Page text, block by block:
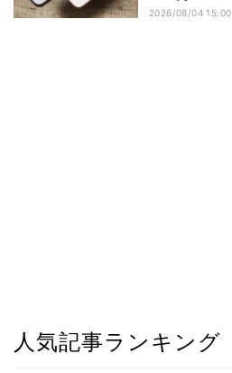
2026/08/04 15:00
人気記事ランキング